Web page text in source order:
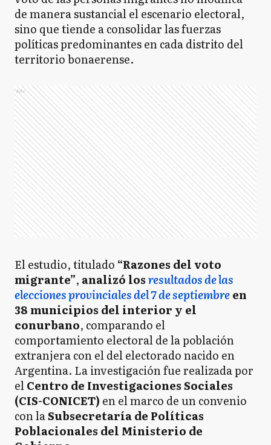
de manera sustancial el escenario electoral,
sino que tiende a consolidar las fuerzas
políticas predominantes en cada distrito del
territorio bonaerense.
Ads
El estudio, titulado “Razones del voto
migrante”, analizó losresultados de las
elecciones provinciales del 7 de septiembreen
38 municipios del interior y el
conurbano, comparando el
comportamiento electoral de la población
extranjera con el del electorado nacido en
Argentina. La investigación fue realizada por
elCentro de Investigaciones Sociales
(CIS-CONICET) en el marco de un convenio
con laSubsecretaría de Políticas
Poblacionales del Ministerio de